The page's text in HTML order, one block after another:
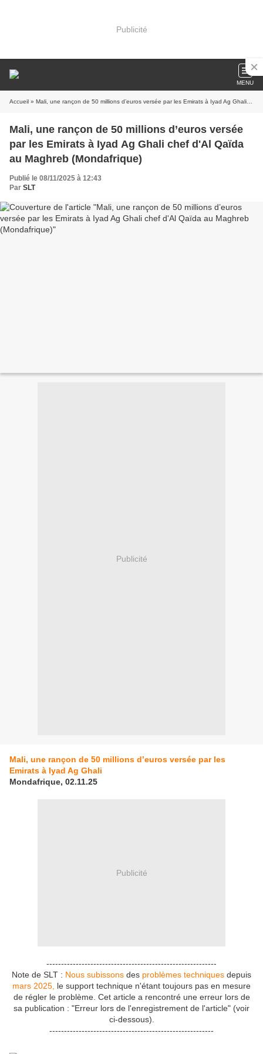
Publicité
MENU
Accueil » Mali, une rançon de 50 millions d’euros versée par les Emirats à Iyad Ag Ghali chef d'Al Qaïda au Maghreb (Mondafrique)
Mali, une rançon de 50 millions d’euros versée
par les Emirats à Iyad Ag Ghali chef d'Al Qaïda
au Maghreb (Mondafrique)
Publié le 08/11/2025 à 12:43
Par SLT
Publicité
Mali, une rançon de 50 millions d’euros versée par les
Emirats à Iyad Ag Ghali
Mondafrique, 02.11.25
Publicité
----------------------------------------------------------
Note de SLT : Nous subissons des problèmes techniques depuis
mars 2025, le support technique n'étant toujours pas en mesure
de régler le problème. Cet article a rencontré une erreur lors de
sa publication : "Erreur lors de l'enregistrement de l'article" (voir
ci-dessous).
--------------------------------------------------------